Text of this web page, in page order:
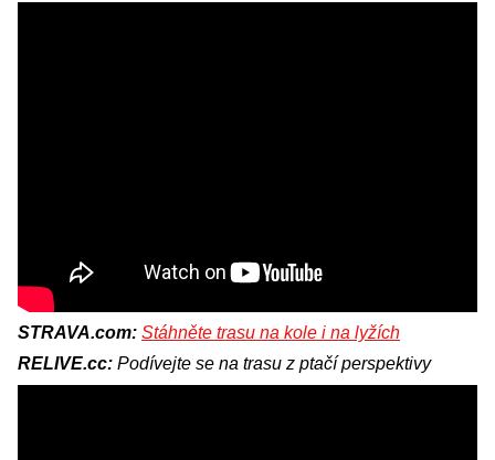
STRAVA.com: Stáhněte trasu na kole i na lyžích
RELIVE.cc: Podívejte se na trasu z ptačí perspektivy